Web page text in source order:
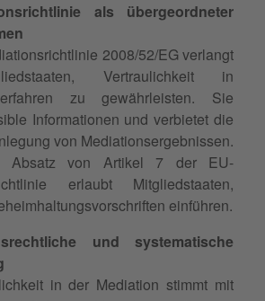
als übergeordneter
2008/52/EG verlangt
Vertraulichkeit in
zu gewährleisten. Sie
Informationen und verbietet die
von Mediationsergebnissen.
Absatz von Artikel 7 der EU-
erlaubt Mitgliedstaaten,
einführen.
und systematische
in der Mediation stimmt mit